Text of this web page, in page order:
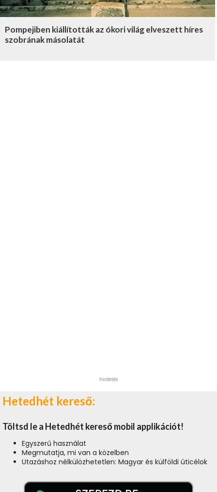
Pompejiben kiállították az ókori világ elveszett híres
szobrának másolatát
hirdetés
Hetedhét kereső:
Töltsd le a Hetedhét kereső mobil applikációt!
Egyszerű használat
Megmutatja, mi van a közelben
Utazáshoz nélkülözhetetlen: Magyar és külföldi úticélok